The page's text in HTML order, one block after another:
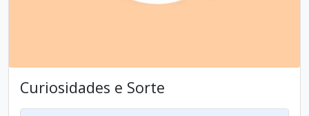
Curiosidades e Sorte